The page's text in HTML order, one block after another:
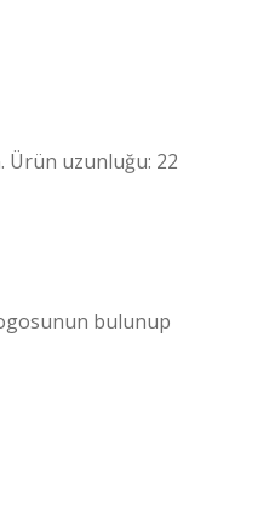
Ürün uzunluğu: 22
bulunup